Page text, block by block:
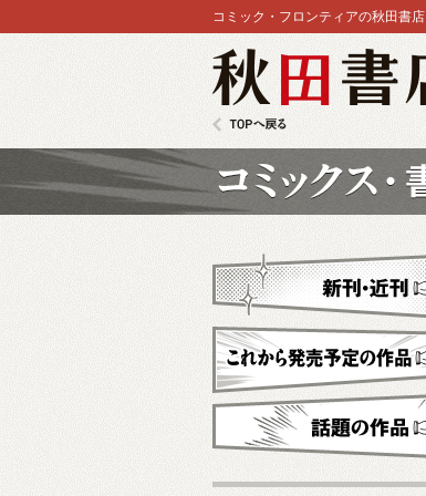
コミック・フロンティアの秋田書店
新刊・近刊
これから発売予定